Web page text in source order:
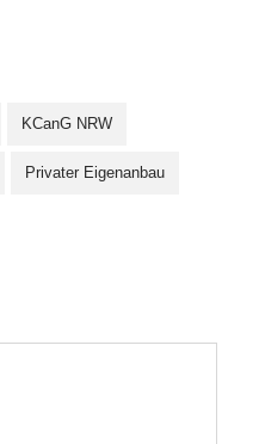
KCanG NRW
Privater Eigenanbau